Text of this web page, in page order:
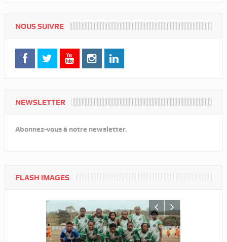
NOUS SUIVRE
NEWSLETTER
Abonnez-vous à notre newsletter.
FLASH IMAGES